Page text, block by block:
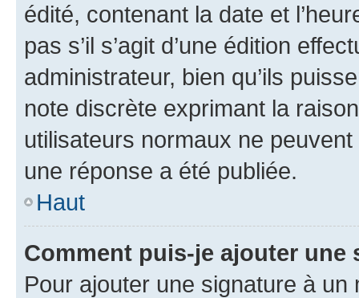
édité, contenant la date et
pas s’il s’agit d’une édition
administrateur, bien qu’ils
note discrète exprimant la
utilisateurs normaux ne
une réponse a été publiée.
Haut
Comment puis-je ajouter une
Pour ajouter une signature à un